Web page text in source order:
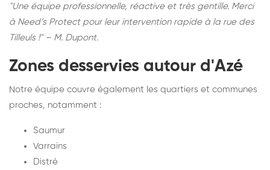
"Une équipe professionnelle, réactive et très gentille. Merci
à Need’s Protect pour leur intervention rapide à la rue des
Tilleuls !" – M. Dupont.
Zones desservies autour d'Azé
Notre équipe couvre également les quartiers et communes
proches, notamment :
Saumur
Varrains
Distré